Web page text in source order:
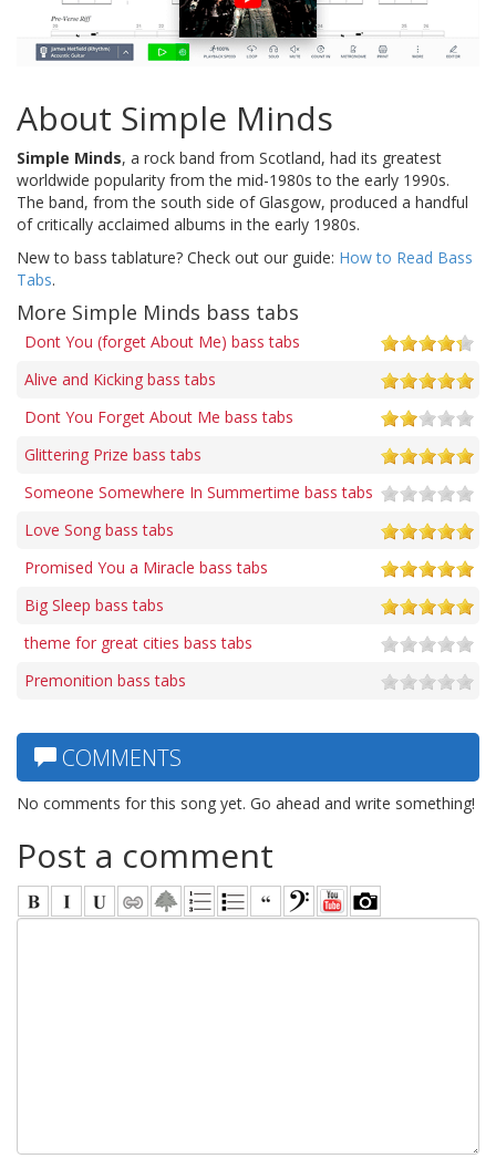
About Simple Minds
Simple Minds, a rock band from Scotland, had its greatest
worldwide popularity from the mid-1980s to the early 1990s.
The band, from the south side of Glasgow, produced a handful
of critically acclaimed albums in the early 1980s.
New to bass tablature? Check out our guide: How to Read Bass
Tabs.
More Simple Minds bass tabs
Dont You (forget About Me) bass tabs
Alive and Kicking bass tabs
Dont You Forget About Me bass tabs
Glittering Prize bass tabs
Someone Somewhere In Summertime bass tabs
Love Song bass tabs
Promised You a Miracle bass tabs
Big Sleep bass tabs
theme for great cities bass tabs
Premonition bass tabs
COMMENTS
No comments for this song yet. Go ahead and write something!
Post a comment